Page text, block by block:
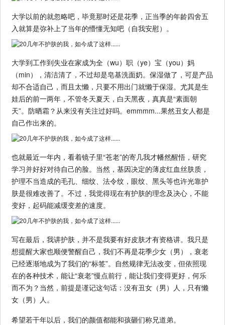
大学以前的就忽略吧，毕竟那时还是花季，正当季的年龄四舍五
入就算是弥补上了当年的懵懂无知吧（自我安慰）。
大学到工作到失业在家成为全（wu）职（ye）宝（you）妈
（min），清洁清了，不过却是皂基洗面奶。保湿做了，可是产品
却不合适自己，而且太懒，只要不用出门就懒于保湿。尤其是生
娃后的前一两年，不管冬天夏天，白天黑夜，真真是“素面朝
天”。防晒霜？从来没有关注过好吗。emmmm...果然丑女人都是
自己作出来的。
也就最近一年内，看着镜子里“苍老”的寄几我才幡然醒悟，研究
学习并好好对待自己的脸。当然，基因决定的薄皮红血丝肤质，
护理不当造成的毛孔、细纹、法令纹，眼纹、黑头等也许光靠护
肤是很难改善了。不过，我觉得现在有护肤的理念及决心，不能
变好，起码能减缓变差的速度。
写在最后，我讲护肤，并不是我要有好皮肤才有资格讲。我只是
想提醒大家也顺便警醒自己，我们不再是花季少女（男），衰老
已经逐渐地成为了我们的“标签”。自然规律无法改变，但依照现
在的各种技术，能让“衰老”慢点前行，能让我们变得更好，何乐
而不为？当然，前提是谨记这句话：没有丑女（男）人，只有懒
女（男）人。
希望若干年以后，我们的颜值都能和孩砸们称兄道弟。